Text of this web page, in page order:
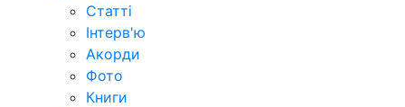
Статті
Інтерв'ю
Акорди
Фото
Книги